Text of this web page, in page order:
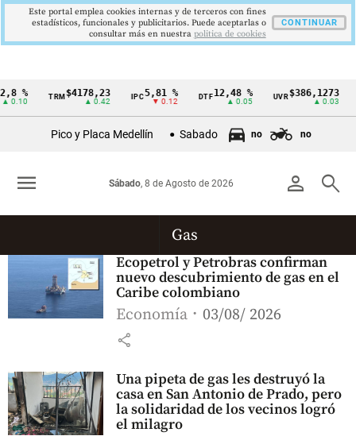
Cintillo
Colombia
%
0.10
TRM$4178,23
▲ 0.42
IPC5,81 %
▼ 0.12
DTF12,48 %
▲ 0.05
UVR$386,1273
▲ 0.03
Pico y Placa Medellín Sabado no no
person search
Sábado, 8 de Agosto de 2026
menu
Gas
Ecopetrol y Petrobras confirman
nuevo descubrimiento de gas en el
Caribe colombiano
Economía 03/08/ 2026
share
Una pipeta de gas les destruyó la
casa en San Antonio de Prado, pero
la solidaridad de los vecinos logró
el milagro
Este portal emplea cookies internas y de terceros con fines
estadísticos, funcionales y publicitarios. Puede aceptarlas o
consultar más en nuestra politica de cookies
CONTINUAR